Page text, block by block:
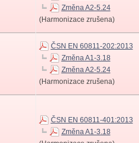
Změna A2-5.24
(Harmonizace zrušena)
ČSN EN 60811-202:2013
Změna A1-3.18
Změna A2-5.24
(Harmonizace zrušena)
ČSN EN 60811-401:2013
Změna A1-3.18